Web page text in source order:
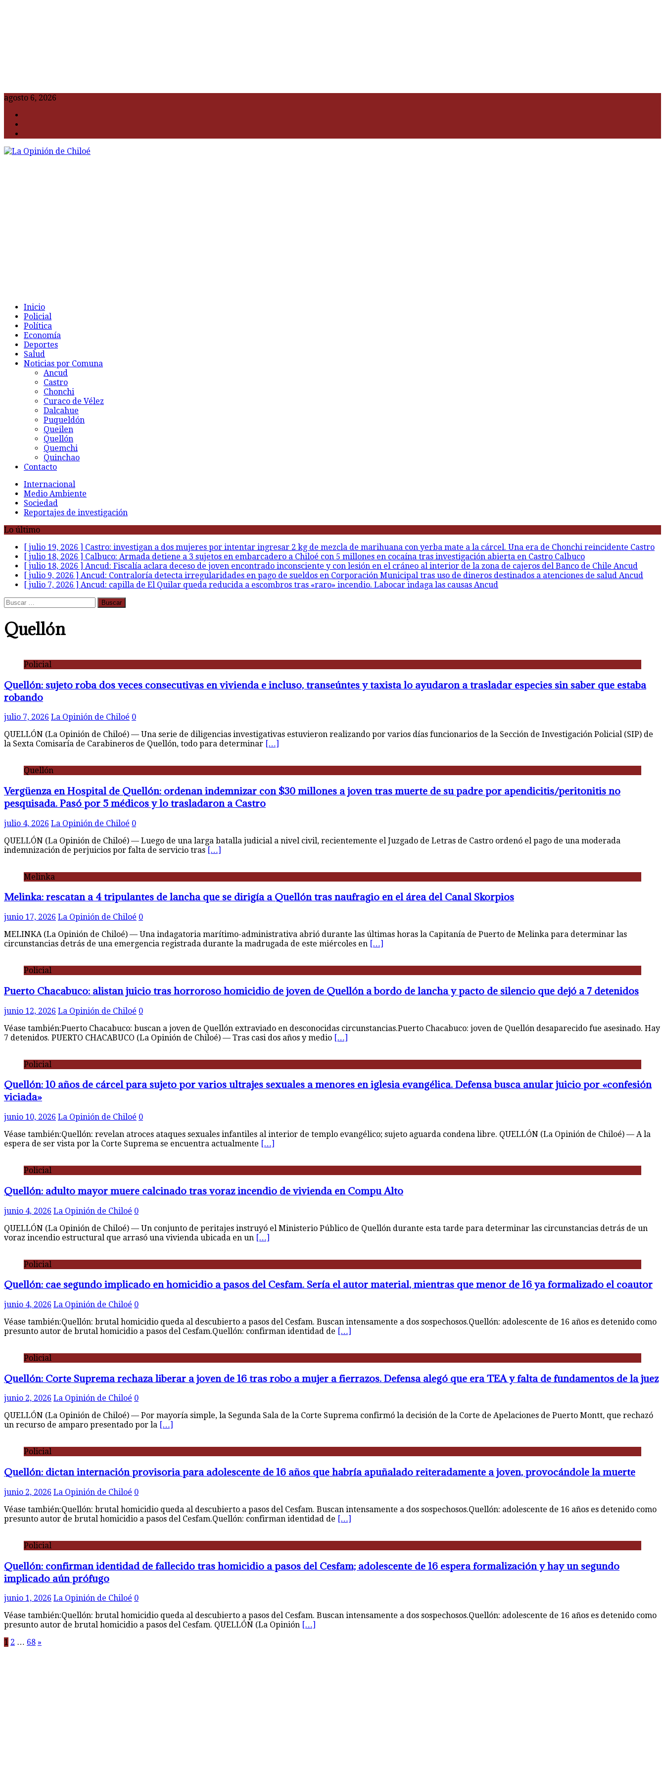
agosto 6, 2026
Inicio
Policial
Política
Economía
Deportes
Salud
Noticias por Comuna
Ancud
Castro
Chonchi
Curaco de Vélez
Dalcahue
Puqueldón
Queilen
Quellón
Quemchi
Quinchao
Contacto
Internacional
Medio Ambiente
Sociedad
Reportajes de investigación
Lo último
[ julio 19, 2026 ] Castro: investigan a dos mujeres por intentar ingresar 2 kg de mezcla de marihuana con yerba mate a la cárcel. Una era de Chonchi reincidente Castro
[ julio 18, 2026 ] Calbuco: Armada detiene a 3 sujetos en embarcadero a Chiloé con 5 millones en cocaína tras investigación abierta en Castro Calbuco
[ julio 18, 2026 ] Ancud: Fiscalía aclara deceso de joven encontrado inconsciente y con lesión en el cráneo al interior de la zona de cajeros del Banco de Chile Ancud
[ julio 9, 2026 ] Ancud: Contraloría detecta irregularidades en pago de sueldos en Corporación Municipal tras uso de dineros destinados a atenciones de salud Ancud
[ julio 7, 2026 ] Ancud: capilla de El Quilar queda reducida a escombros tras «raro» incendio. Labocar indaga las causas Ancud
Buscar:
Quellón
Policial
Quellón: sujeto roba dos veces consecutivas en vivienda e incluso, transeúntes y taxista lo ayudaron a trasladar especies sin saber que estaba
robando
julio 7, 2026 La Opinión de Chiloé 0
QUELLÓN (La Opinión de Chiloé) — Una serie de diligencias investigativas estuvieron realizando por varios días funcionarios de la Sección de Investigación Policial (SIP) de
la Sexta Comisaría de Carabineros de Quellón, todo para determinar […]
Quellón
Vergüenza en Hospital de Quellón: ordenan indemnizar con $30 millones a joven tras muerte de su padre por apendicitis/peritonitis no
pesquisada. Pasó por 5 médicos y lo trasladaron a Castro
julio 4, 2026 La Opinión de Chiloé 0
QUELLÓN (La Opinión de Chiloé) — Luego de una larga batalla judicial a nivel civil, recientemente el Juzgado de Letras de Castro ordenó el pago de una moderada
indemnización de perjuicios por falta de servicio tras […]
Melinka
Melinka: rescatan a 4 tripulantes de lancha que se dirigía a Quellón tras naufragio en el área del Canal Skorpios
junio 17, 2026 La Opinión de Chiloé 0
MELINKA (La Opinión de Chiloé) — Una indagatoria marítimo-administrativa abrió durante las últimas horas la Capitanía de Puerto de Melinka para determinar las
circunstancias detrás de una emergencia registrada durante la madrugada de este miércoles en […]
Policial
Puerto Chacabuco: alistan juicio tras horroroso homicidio de joven de Quellón a bordo de lancha y pacto de silencio que dejó a 7 detenidos
junio 12, 2026 La Opinión de Chiloé 0
Véase también:Puerto Chacabuco: buscan a joven de Quellón extraviado en desconocidas circunstancias.Puerto Chacabuco: joven de Quellón desaparecido fue asesinado. Hay
7 detenidos. PUERTO CHACABUCO (La Opinión de Chiloé) — Tras casi dos años y medio […]
Policial
Quellón: 10 años de cárcel para sujeto por varios ultrajes sexuales a menores en iglesia evangélica. Defensa busca anular juicio por «confesión
viciada»
junio 10, 2026 La Opinión de Chiloé 0
Véase también:Quellón: revelan atroces ataques sexuales infantiles al interior de templo evangélico; sujeto aguarda condena libre. QUELLÓN (La Opinión de Chiloé) — A la
espera de ser vista por la Corte Suprema se encuentra actualmente […]
Policial
Quellón: adulto mayor muere calcinado tras voraz incendio de vivienda en Compu Alto
junio 4, 2026 La Opinión de Chiloé 0
QUELLÓN (La Opinión de Chiloé) — Un conjunto de peritajes instruyó el Ministerio Público de Quellón durante esta tarde para determinar las circunstancias detrás de un
voraz incendio estructural que arrasó una vivienda ubicada en un […]
Policial
Quellón: cae segundo implicado en homicidio a pasos del Cesfam. Sería el autor material, mientras que menor de 16 ya formalizado el coautor
junio 4, 2026 La Opinión de Chiloé 0
Véase también:Quellón: brutal homicidio queda al descubierto a pasos del Cesfam. Buscan intensamente a dos sospechosos.Quellón: adolescente de 16 años es detenido como
presunto autor de brutal homicidio a pasos del Cesfam.Quellón: confirman identidad de […]
Policial
Quellón: Corte Suprema rechaza liberar a joven de 16 tras robo a mujer a fierrazos. Defensa alegó que era TEA y falta de fundamentos de la juez
junio 2, 2026 La Opinión de Chiloé 0
QUELLÓN (La Opinión de Chiloé) — Por mayoría simple, la Segunda Sala de la Corte Suprema confirmó la decisión de la Corte de Apelaciones de Puerto Montt, que rechazó
un recurso de amparo presentado por la […]
Policial
Quellón: dictan internación provisoria para adolescente de 16 años que habría apuñalado reiteradamente a joven, provocándole la muerte
junio 2, 2026 La Opinión de Chiloé 0
Véase también:Quellón: brutal homicidio queda al descubierto a pasos del Cesfam. Buscan intensamente a dos sospechosos.Quellón: adolescente de 16 años es detenido como
presunto autor de brutal homicidio a pasos del Cesfam.Quellón: confirman identidad de […]
Policial
Quellón: confirman identidad de fallecido tras homicidio a pasos del Cesfam; adolescente de 16 espera formalización y hay un segundo
implicado aún prófugo
junio 1, 2026 La Opinión de Chiloé 0
Véase también:Quellón: brutal homicidio queda al descubierto a pasos del Cesfam. Buscan intensamente a dos sospechosos.Quellón: adolescente de 16 años es detenido como
presunto autor de brutal homicidio a pasos del Cesfam. QUELLÓN (La Opinión […]
Paginación
1 2 … 68 »